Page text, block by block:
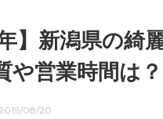
年】新潟県の綺
や営業時間は？
08/20